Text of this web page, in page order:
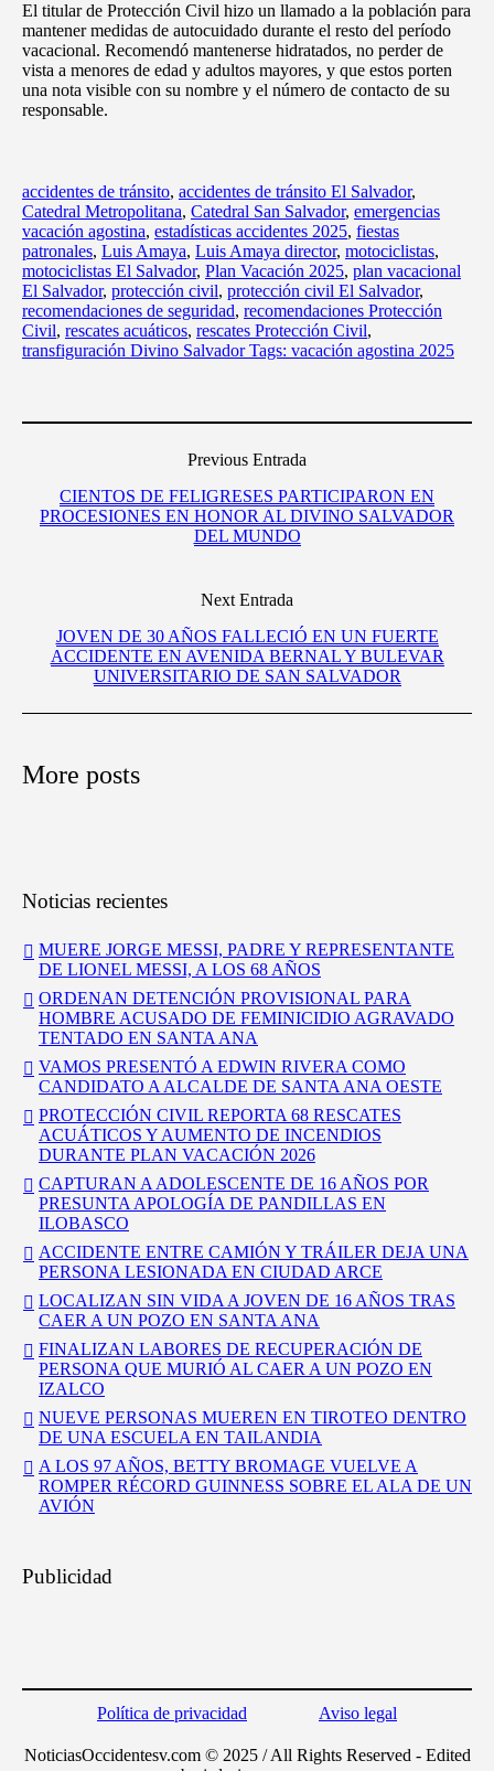
El titular de Protección Civil hizo un llamado a la población para
mantener medidas de autocuidado durante el resto del período
vacacional. Recomendó mantenerse hidratados, no perder de
vista a menores de edad y adultos mayores, y que estos porten
una nota visible con su nombre y el número de contacto de su
responsable.
accidentes de tránsito, accidentes de tránsito El Salvador,
Catedral Metropolitana, Catedral San Salvador, emergencias
vacación agostina, estadísticas accidentes 2025, fiestas
patronales, Luis Amaya, Luis Amaya director, motociclistas,
motociclistas El Salvador, Plan Vacación 2025, plan vacacional
El Salvador, protección civil, protección civil El Salvador,
recomendaciones de seguridad, recomendaciones Protección
Civil, rescates acuáticos, rescates Protección Civil,
transfiguración Divino Salvador Tags: vacación agostina 2025
Previous Entrada
CIENTOS DE FELIGRESES PARTICIPARON EN
PROCESIONES EN HONOR AL DIVINO SALVADOR
DEL MUNDO
Next Entrada
JOVEN DE 30 AÑOS FALLECIÓ EN UN FUERTE
ACCIDENTE EN AVENIDA BERNAL Y BULEVAR
UNIVERSITARIO DE SAN SALVADOR
More posts
Noticias recientes
MUERE JORGE MESSI, PADRE Y REPRESENTANTE
DE LIONEL MESSI, A LOS 68 AÑOS
ORDENAN DETENCIÓN PROVISIONAL PARA
HOMBRE ACUSADO DE FEMINICIDIO AGRAVADO
TENTADO EN SANTA ANA
VAMOS PRESENTÓ A EDWIN RIVERA COMO
CANDIDATO A ALCALDE DE SANTA ANA OESTE
PROTECCIÓN CIVIL REPORTA 68 RESCATES
ACUÁTICOS Y AUMENTO DE INCENDIOS
DURANTE PLAN VACACIÓN 2026
CAPTURAN A ADOLESCENTE DE 16 AÑOS POR
PRESUNTA APOLOGÍA DE PANDILLAS EN
ILOBASCO
ACCIDENTE ENTRE CAMIÓN Y TRÁILER DEJA UNA
PERSONA LESIONADA EN CIUDAD ARCE
LOCALIZAN SIN VIDA A JOVEN DE 16 AÑOS TRAS
CAER A UN POZO EN SANTA ANA
FINALIZAN LABORES DE RECUPERACIÓN DE
PERSONA QUE MURIÓ AL CAER A UN POZO EN
IZALCO
NUEVE PERSONAS MUEREN EN TIROTEO DENTRO
DE UNA ESCUELA EN TAILANDIA
A LOS 97 AÑOS, BETTY BROMAGE VUELVE A
ROMPER RÉCORD GUINNESS SOBRE EL ALA DE UN
AVIÓN
Publicidad
Política de privacidad Aviso legal
NoticiasOccidentesv.com © 2025 / All Rights Reserved - Edited